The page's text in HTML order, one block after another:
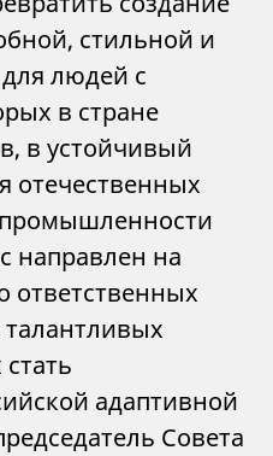
стильной и
людей с
в стране
в устойчивый
отечественных
направлен на
ответственных
адаптивной
Совета